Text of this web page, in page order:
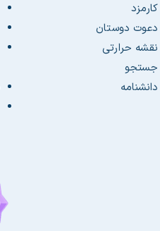
کارمزد
دعوت دوستان
نقشه حرارتی
جستجو
دانشنامه